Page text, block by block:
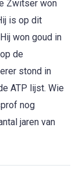
Zwitser won
is op dit
won goud in
de
stond in
ATP lijst. Wie
nog
jaren van